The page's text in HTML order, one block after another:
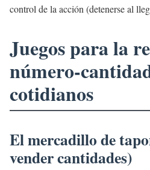
control de la acción (detenerse al
Juegos para la
número-
cotidianos
El mercadillo de
vender cantidades)